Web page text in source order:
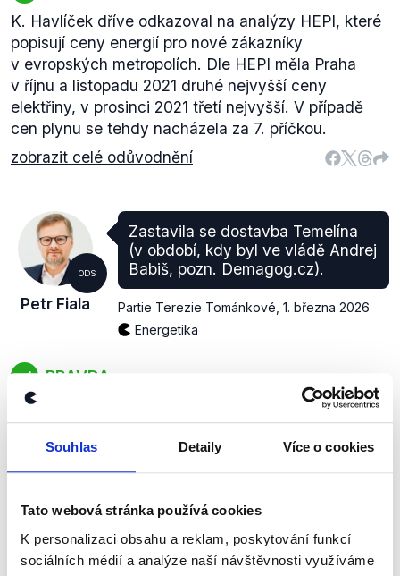
Souhlas Detaily Více o cookies
Tato webová stránka používá cookies
K personalizaci obsahu a reklam, poskytování funkcí
sociálních médií a analýze naší návštěvnosti využíváme
K. Havlíček dříve odkazoval na analýzy HEPI, které
popisují ceny energií pro nové zákazníky
v evropských metropolích. Dle HEPI měla Praha
v říjnu a listopadu 2021 druhé nejvyšší ceny
elektřiny, v prosinci 2021 třetí nejvyšší. V případě
cen plynu se tehdy nacházela za 7. příčkou.
zobrazit celé odůvodnění
ODS
Petr Fiala
Zastavila se dostavba Temelína
(v období, kdy byl ve vládě Andrej
Babiš, pozn. Demagog.cz).
Partie Terezie Tománkové 1. března 2026
Energetika
PRAVDA
Sobotkova vláda s ministrem financí Babišem
odmítla garantovat minimální výkupní ceny elektřiny
pro plánovaný nový blok jaderné elektrárny Temelín,
načež ČEZ v dubnu 2014 zrušil tendr na jeho
zobrazit celé odůvodnění